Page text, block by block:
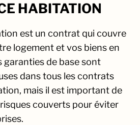
HABITATION
est un contrat qui couvre
logement et vos biens en
garanties de base sont
dans tous les contrats
mais il est important de
couverts pour éviter